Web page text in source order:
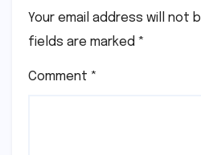
Your email address will not
fields are marked *
Comment *